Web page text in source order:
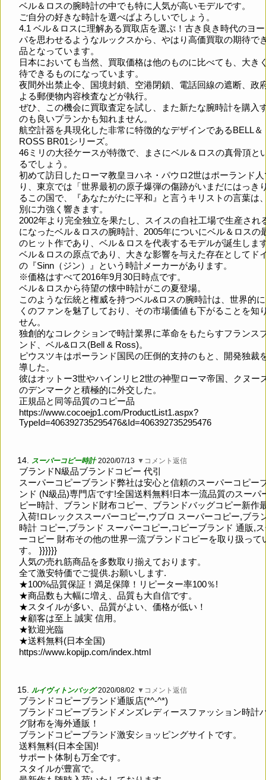
ベル＆ロスの腕時計の中でも特に人気が高いモデルです。
ご自分の好きな時計を選べばよろしいでしょう。
4.1 ベル＆ロスに理解ある買取店を選ぶ！古き良き時代のヨ
パを思わせるようなルックスから、やはり高価買取の期待で
品となっています。
日本においても当然、買取価格は他のものに比べても、大き
待できるものになっています。
夜間外出禁止令、国境封鎖、空港閉鎖、電話回線の遮断、政
よる郵便物内容検査などが執行。
ぜひ、この機会に買取査定を試し、また新たな腕時計を購入
のも良いプランかも知れません。
航空計器を具現化した非常に特徴的なデザインであるBELL＆
ROSS BR01シリーズ。
46ミリの大径ケースが特徴で、まさにベル＆ロスの真骨頂と
るでしょう。
初めて訪日したローマ教皇ヨハネ・パウロ2世はポーランド
り、東京では「世界最初の原子爆弾の傷跡がいまだにはっき
るこの国で、『あなたがたに平和』と言うキリストの言葉は
別に力強く響きます。
2002年より完全独立を果たし、スイスの自社工場で生産され
になったベル＆ロスの腕時計、2005年についにベル＆ロスの
のヒット作であり、ベル＆ロスを代表するモデルが誕生しま
ベル＆ロスの原点であり、大きな影響を与えた存在としてド
の『Sinn（ジン）』という時計メーカーがあります。
※価格はすべて2016年9月30日時点です。
ベル＆ロスから待望の懐中時計がこの夏登場。
このような伝統と権威を持つベル&ロスの腕時計は、世界的
くのファンを魅了しており、その市場価値も下がることを知
せん。
独創的なコレクションで時計業界に革命をもたらすフランス
ンド、ベル&ロス(Bell & Ross)。
ピウスツキはポーランド国民の圧倒的支持のもと、開発独裁
導した。
彼はオットー3世やハインリヒ2世の神聖ローマ帝国、クヌー
のデンマークと積極的に外交した。
正規品と同等品質のコピー品
https://www.cocoejp1.com/ProductList1.aspx?
TypeId=406392735295476&Id=406392735295476
14. スーパーコピー時計 2020/07/13 ▼コメント返信
ブランドN級品ブランドコピー 代引
スーパーコピーブランド弊社は安心と信頼のスーパーコピー
ンド (N級品)専門店です!全国送料無料!日本一流品質のスーパ
ピー時計、ブランド財布コピー、ブランドバッグコピー新作
入荷!ロレックススーパーコピー,ウブロ スーパーコピー,ブラ
時計 コピー,ブランド スーパーコピー,コピーブランド 通販,
ーコピー 財布その他の世界一流ブランドコピーを取り扱って
す。 }}}}}}
人気の売れ筋商品を多数取り揃えております。
全て激安特価でご提供.お願いします.
★100%品質保証！満足保障！リピーター率100％!
★商品数も大幅に増え、品質も大自信です。
★スタイルが多い、品質がよい、価格が低い！
★顧客は至上 誠実 信用。
★歓迎光臨
★送料無料(日本全国)
https://www.kopijp.com/index.html
15. ルイヴィトンバッグ 2020/08/02 ▼コメント返信
ブランドコピーブランド通販店(*^-^*)
ブランドコピーブランドメンズレディースファッション時計
グ財布を海外通販！
ブランドコピーブランド激安ショッピングサイトです。
送料無料(日本全国)!
サポート体制も万全です。
スタイルが豊富で。